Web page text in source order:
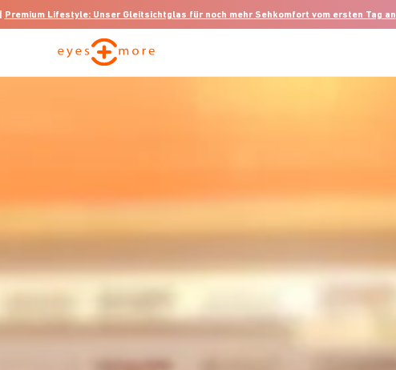
Premium Lifestyle: Unser Gleitsichtglas für noch mehr Sehkomfort vom ersten Tag an